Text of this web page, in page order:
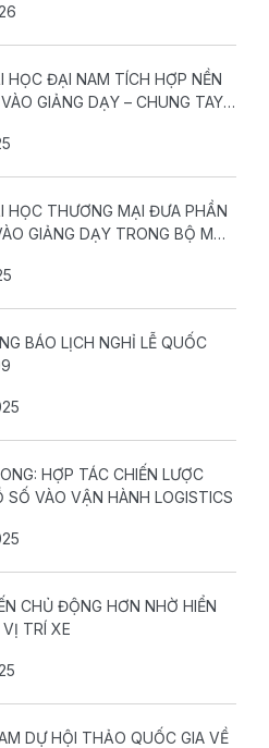
HỌC ĐẠI NAM TÍCH HỢP NỀN
GIẢNG DẠY – CHUNG TAY
HỌC THƯƠNG MẠI ĐƯA PHẦN
GIẢNG DẠY TRONG BỘ MÔN
BÁO LỊCH NGHỈ LỄ QUỐC
HỢP TÁC CHIẾN LƯỢC
VÀO VẬN HÀNH LOGISTICS
CHỦ ĐỘNG HƠN NHỜ HIỂN
TRÍ XE
DỰ HỘI THẢO QUỐC GIA VỀ